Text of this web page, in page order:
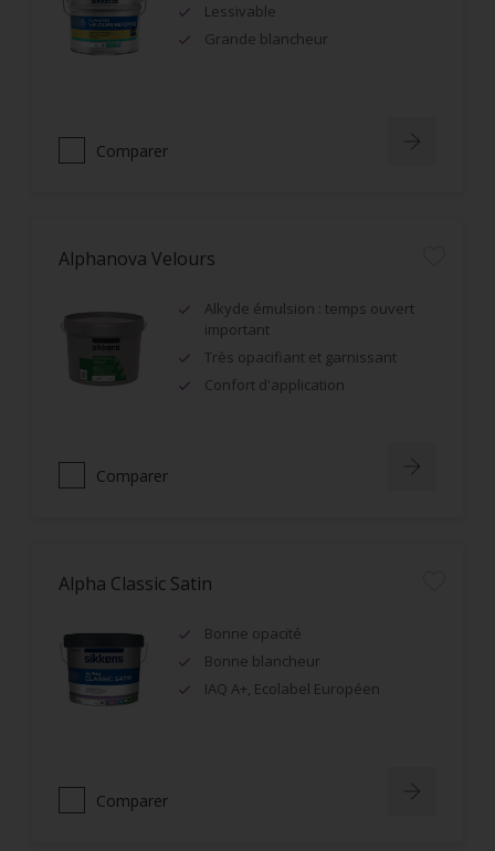
Lessivable
Grande blancheur
Comparer
Alphanova Velours
Alkyde émulsion : temps ouvert
important
Très opacifiant et garnissant
Confort d'application
Comparer
Alpha Classic Satin
Bonne opacité
Bonne blancheur
IAQ A+, Ecolabel Européen
Comparer